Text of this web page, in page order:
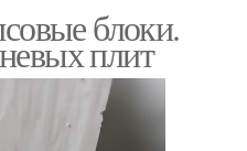
блоки.
плит